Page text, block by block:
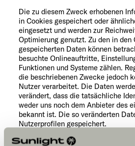
Die zu diesem Zweck erhobenen
in Cookies gespeichert oder
eingesetzt und werden zur
Optimierung genutzt. Zu den in den
gespeicherten Daten können
besuchte Onlineauftritte,
Funktionen und Systeme zählen.
die beschriebenen Zwecke jedoch
Nutzer verarbeitet. Die Daten
verändert, dass die tatsächliche
weder uns noch dem Anbieter des
bekannt ist. Die so veränderten
Nutzerprofilen gespeichert.